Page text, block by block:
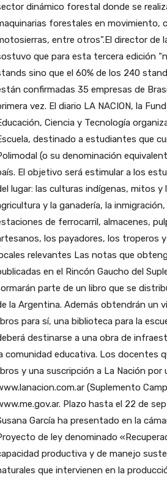
dinámico forestal donde se
forestales en movimiento,
entre otros”.El director de
que para esta tercera edición
sino que el 60% de los 240
confirmadas 35 empresas de
vez. El diario LA NACION, la
Ciencia y Tecnología
destinado a estudiantes que
(o su denominación
El objetivo será estimular a los
lugar: las culturas indígenas, mitos y
y la ganadería, la
de ferrocarril, almacenes,
los payadores, los troperos
relevantes Las notas que
en el Rincón Gaucho del
parte de un libro que se
la Argentina. Además obtendrán un
para sí, una biblioteca para la
destinarse a una obra de
comunidad educativa. Los docentes
y una suscripción a La Nación por
(Suplemento
Plazo hasta el 22 de
García ha presentado en la
de ley denominado
productiva y de manejo
que intervienen en la